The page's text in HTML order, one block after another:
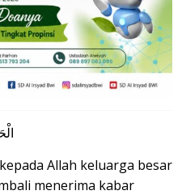
Allah keluarga besar
menerima kabar